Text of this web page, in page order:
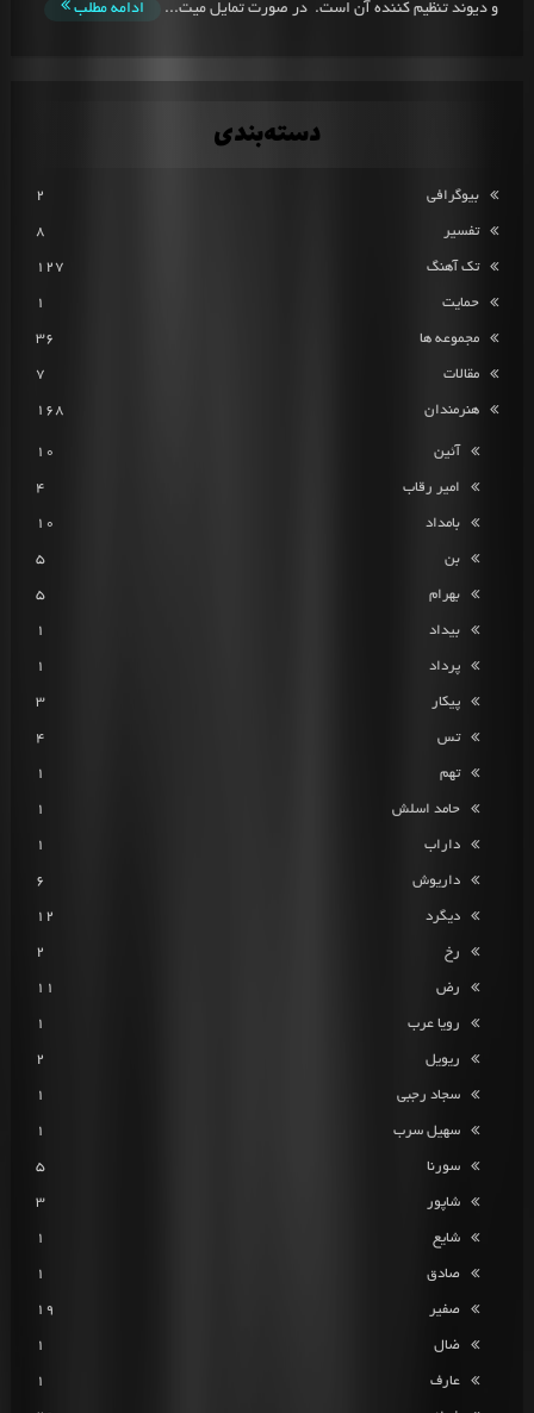
و دیوند تنظیم کننده آن است. در صورت تمایل میت... ادامه مطلب
دسته‌بندی
بیوگرافی 2
تفسیر 8
تک آهنگ 127
حمایت 1
مجموعه ها 36
مقالات 7
هنرمندان 168
آئین 10
امیر رقاب 4
بامداد 10
بن 5
بهرام 5
بیداد 1
پرداد 1
پیکار 3
تس 4
تهم 1
حامد اسلش 1
داراب 1
داریوش 6
دیگرد 12
رخ 2
رض 11
رویا عرب 1
ریویل 2
سجاد رجبی 1
سهیل سرب 1
سورنا 5
شاپور 3
شایع 1
صادق 1
صفیر 19
ضال 1
عارف 1